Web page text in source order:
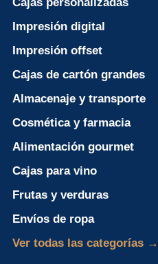
Impresión digital
Impresión offset
Cajas de cartón grandes
Almacenaje y transporte
Cosmética y farmacia
Alimentación gourmet
Cajas para vino
Frutas y verduras
Envíos de ropa
Ver todas las categorías →